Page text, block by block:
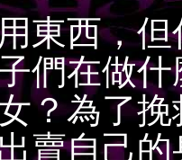
西，但
們在做
？為了
賣自己